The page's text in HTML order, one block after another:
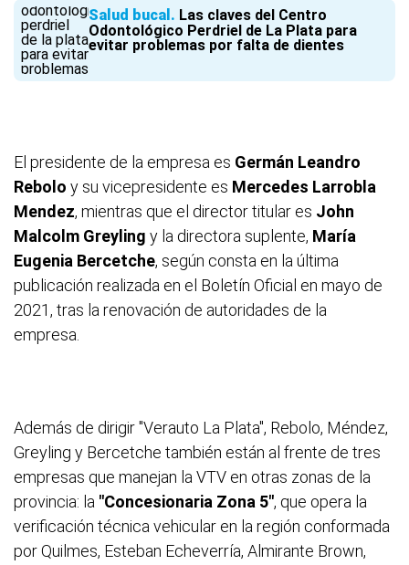
Salud bucal
Las claves del Centro
Odontológico Perdriel de La Plata para
evitar problemas por falta de dientes
El presidente de la empresa es Germán Leandro
Rebolo y su vicepresidente es Mercedes Larrobla
Mendez, mientras que el director titular es John
Malcolm Greyling y la directora suplente, María
Eugenia Bercetche, según consta en la última
publicación realizada en el Boletín Oficial en mayo de
2021, tras la renovación de autoridades de la
empresa.
Además de dirigir "Verauto La Plata", Rebolo, Méndez,
Greyling y Bercetche también están al frente de tres
empresas que manejan la VTV en otras zonas de la
provincia: la "Concesionaria Zona 5", que opera la
verificación técnica vehicular en la región conformada
por Quilmes, Esteban Echeverría, Almirante Brown,